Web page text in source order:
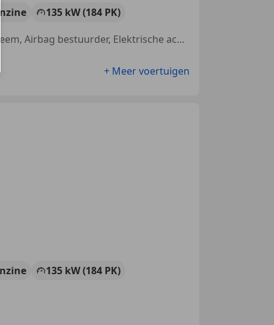
135 kW (184 PK)
Sportonderstel, Stoelverwarming, Alarm, Sportstoelen, Navigatiesysteem, Airbag bestuurder, Elektrische achterklep, LED verlichting
+ Meer voertuigen
135 kW (184 PK)